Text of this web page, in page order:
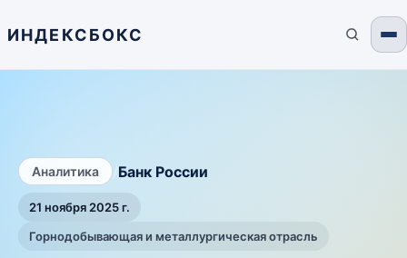
ИНДЕКСБОКС
Аналитика Банк России
21 ноября 2025 г.
Горнодобывающая и металлургическая отрасль